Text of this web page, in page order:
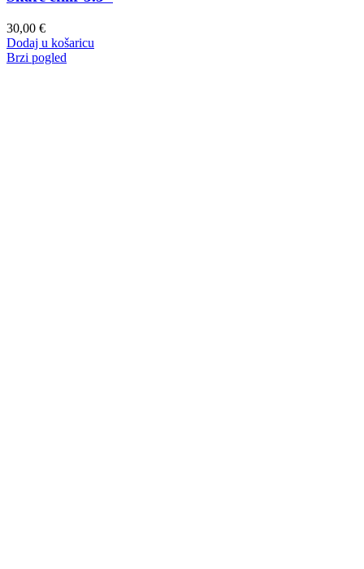
30,00 €
Dodaj u košaricu
Brzi pogled